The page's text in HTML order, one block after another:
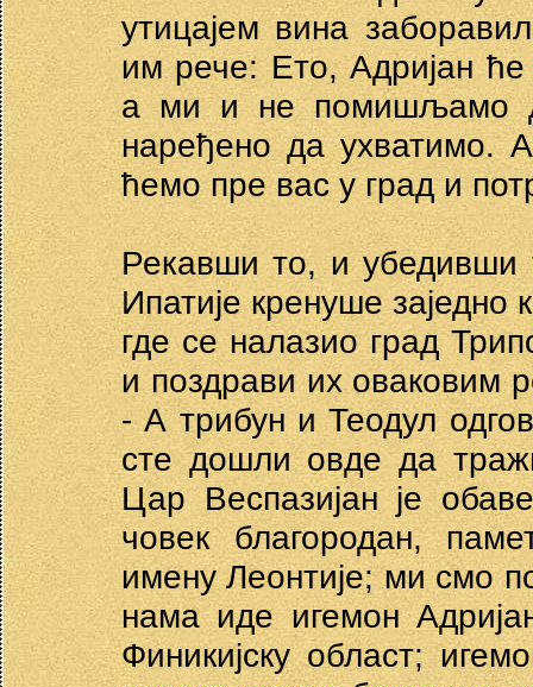
утицајем вина
им рече: Ето, Адријан ће
а ми и не помишљамо
наређено да ухватимо.
ћемо пре вас у град и
Рекавши то, и
Ипатије кренуше
где се налазио град
и поздрави их оваковим
- А трибун и Теодул
сте дошли овде да
Цар Веспазијан је
човек благородан,
имену Леонтије; ми смо
нама иде игемон
Финикијску област;